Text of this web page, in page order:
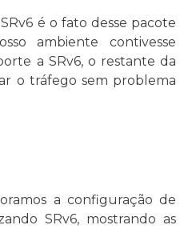
é o fato desse pacote
ambiente contivesse
a SRv6, o restante da
o tráfego sem problema
a configuração de
SRv6, mostrando as